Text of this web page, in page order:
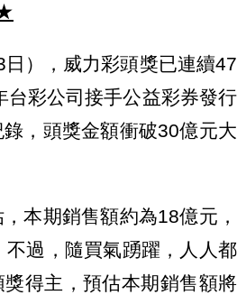
），威力彩頭獎已連續47
台彩公司接手公益彩券發行
，頭獎金額衝破30億元大
本期銷售額約為18億元，
過，隨買氣踴躍，人人都
得主，預估本期銷售額將